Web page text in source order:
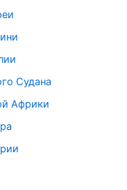
Судана
Африки